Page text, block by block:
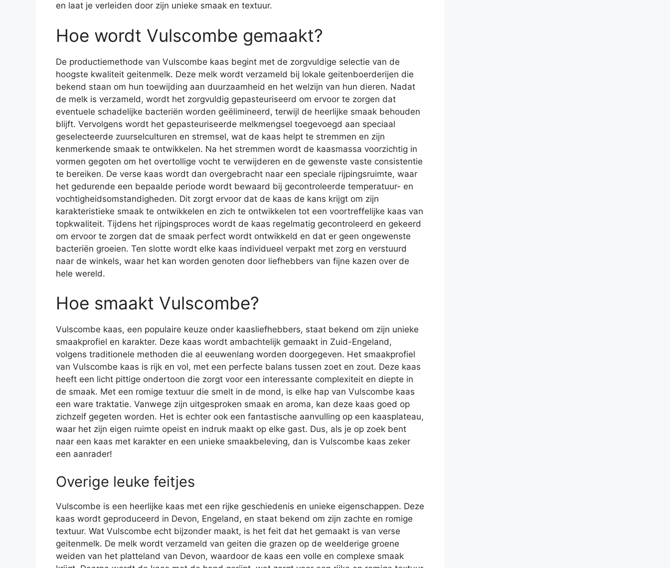
en laat je verleiden door zijn unieke smaak en textuur.
Hoe wordt Vulscombe gemaakt?
De productiemethode van Vulscombe kaas begint met de zorgvuldige selectie van de
hoogste kwaliteit geitenmelk. Deze melk wordt verzameld bij lokale geitenboerderijen die
bekend staan om hun toewijding aan duurzaamheid en het welzijn van hun dieren. Nadat
de melk is verzameld, wordt het zorgvuldig gepasteuriseerd om ervoor te zorgen dat
eventuele schadelijke bacteriën worden geëlimineerd, terwijl de heerlijke smaak behouden
blijft. Vervolgens wordt het gepasteuriseerde melkmengsel toegevoegd aan speciaal
geselecteerde zuurselculturen en stremsel, wat de kaas helpt te stremmen en zijn
kenmerkende smaak te ontwikkelen. Na het stremmen wordt de kaasmassa voorzichtig in
vormen gegoten om het overtollige vocht te verwijderen en de gewenste vaste consistentie
te bereiken. De verse kaas wordt dan overgebracht naar een speciale rijpingsruimte, waar
het gedurende een bepaalde periode wordt bewaard bij gecontroleerde temperatuur- en
vochtigheidsomstandigheden. Dit zorgt ervoor dat de kaas de kans krijgt om zijn
karakteristieke smaak te ontwikkelen en zich te ontwikkelen tot een voortreffelijke kaas van
topkwaliteit. Tijdens het rijpingsproces wordt de kaas regelmatig gecontroleerd en gekeerd
om ervoor te zorgen dat de smaak perfect wordt ontwikkeld en dat er geen ongewenste
bacteriën groeien. Ten slotte wordt elke kaas individueel verpakt met zorg en verstuurd
naar de winkels, waar het kan worden genoten door liefhebbers van fijne kazen over de
hele wereld.
Hoe smaakt Vulscombe?
Vulscombe kaas, een populaire keuze onder kaasliefhebbers, staat bekend om zijn unieke
smaakprofiel en karakter. Deze kaas wordt ambachtelijk gemaakt in Zuid-Engeland,
volgens traditionele methoden die al eeuwenlang worden doorgegeven. Het smaakprofiel
van Vulscombe kaas is rijk en vol, met een perfecte balans tussen zoet en zout. Deze kaas
heeft een licht pittige ondertoon die zorgt voor een interessante complexiteit en diepte in
de smaak. Met een romige textuur die smelt in de mond, is elke hap van Vulscombe kaas
een ware traktatie. Vanwege zijn uitgesproken smaak en aroma, kan deze kaas goed op
zichzelf gegeten worden. Het is echter ook een fantastische aanvulling op een kaasplateau,
waar het zijn eigen ruimte opeist en indruk maakt op elke gast. Dus, als je op zoek bent
naar een kaas met karakter en een unieke smaakbeleving, dan is Vulscombe kaas zeker
een aanrader!
Overige leuke feitjes
Vulscombe is een heerlijke kaas met een rijke geschiedenis en unieke eigenschappen. Deze
kaas wordt geproduceerd in Devon, Engeland, en staat bekend om zijn zachte en romige
textuur. Wat Vulscombe echt bijzonder maakt, is het feit dat het gemaakt is van verse
geitenmelk. De melk wordt verzameld van geiten die grazen op de weelderige groene
weiden van het platteland van Devon, waardoor de kaas een volle en complexe smaak